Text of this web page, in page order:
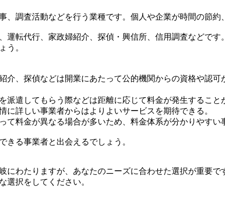
、調査活動などを行う業種です。個人や企業が時間の節約
運転代行、家政婦紹介、探偵・興信所、信用調査などで
う。
介、探偵などは開業にあたって公的機関からの資格や認
派遣してもらう際などは距離に応じて料金が発生するこ
に詳しい事業者からはよりよいサービスを期待できる。
て料金が異なる場合が多いため、料金体系が分かりやす
きる事業者と出会えるでしょう。
にわたりますが、あなたのニーズに合わせた選択が重要で
選択をしてください。